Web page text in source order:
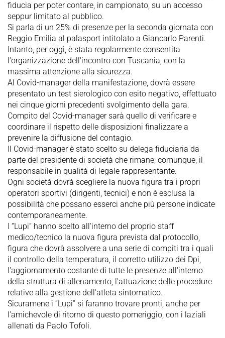
fiducia per poter contare, in campionato, su un accesso
seppur limitato al pubblico.
Si parla di un 25% di presenze per la seconda giornata con
Reggio Emilia al palasport intitolato a Giancarlo Parenti.
Intanto, per oggi, è stata regolarmente consentita
l'organizzazione dell'incontro con Tuscania, con la
massima attenzione alla sicurezza.
Al Covid-manager della manifestazione, dovrà essere
presentato un test sierologico con esito negativo, effettuato
nei cinque giorni precedenti svolgimento della gara.
Compito del Covid-manager sarà quello di verificare e
coordinare il rispetto delle disposizioni finalizzare a
prevenire la diffusione del contagio.
Il Covid-manager è stato scelto su delega fiduciaria da
parte del presidente di società che rimane, comunque, il
responsabile in qualità di legale rappresentante.
Ogni società dovrà scegliere la nuova figura tra i propri
operatori sportivi (dirigenti, tecnici) e non è esclusa la
possibilità che possano esserci anche più persone indicate
contemporaneamente.
I “Lupi” hanno scelto all'interno del proprio staff
medico/tecnico la nuova figura prevista dal protocollo,
figura che dovrà assolvere a una serie di compiti tra i quali
il controllo della temperatura, il corretto utilizzo dei Dpi,
l'aggiornamento costante di tutte le presenze all'interno
della struttura di allenamento, l'attuazione delle procedure
relative alla gestione dell'atleta sintomatico.
Sicuramene i “Lupi” si faranno trovare pronti, anche per
l'amichevole di ritorno di questo pomeriggio, con i laziali
allenati da Paolo Tofoli.